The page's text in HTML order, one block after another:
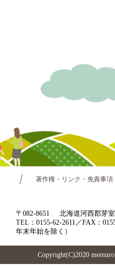
著作権・リンク・免責事項
〒082-8651
北海道河西郡芽
TEL：0155-62-2611／FAX：
年末年始を除く）
Copyright(C)2020